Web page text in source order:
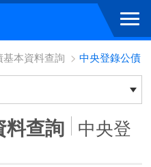
基本資料查詢 > 中央登錄公債
料查詢 中央登